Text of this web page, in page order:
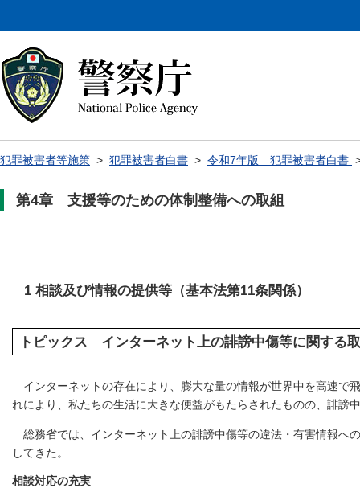
犯罪被害者等施策 > 犯罪被害者白書 > 令和7年版 犯罪被害者白書
第4章 支援等のための体制整備への取組
1 相談及び情報の提供等（基本法第11条関係）
トピックス インターネット上の誹謗中傷等に関する
インターネットの存在により、膨大な量の情報が世界中を高速で
れにより、私たちの生活に大きな便益がもたらされたものの、誹謗
総務省では、インターネット上の誹謗中傷等の違法・有害情報へ
してきた。
相談対応の充実